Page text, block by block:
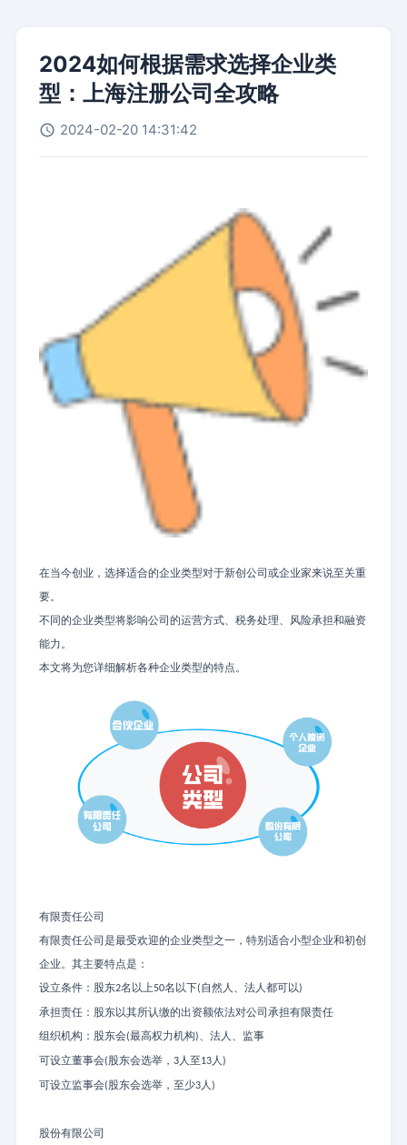
2024如何根据需求选择企业类
型：上海注册公司全攻略
2024-02-20 14:31:42
在当今创业，选择适合的企业类型对于新创公司或企业家来说至关重
要。
不同的企业类型将影响公司的运营方式、税务处理、风险承担和融资
能力。
本文将为您详细解析各种企业类型的特点。
有限责任公司
有限责任公司是最受欢迎的企业类型之一，特别适合小型企业和初创
企业。其主要特点是：
设立条件：股东2名以上50名以下(自然人、法人都可以)
承担责任：股东以其所认缴的出资额依法对公司承担有限责任
组织机构：股东会(最高权力机构)、法人、监事
可设立董事会(股东会选举， 3人至13人)
可设立监事会(股东会选举，至少3人)
股份有限公司